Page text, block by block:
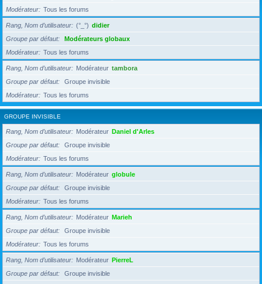
Modérateur
Tous les forums
Rang, Nom d’utilisateur (°_°) didier
Groupe par défaut
Modérateurs globaux
Modérateur
Tous les forums
Rang, Nom d’utilisateur Modérateur tambora
Groupe par défaut
Groupe invisible
Modérateur
Tous les forums
GROUPE INVISIBLE
Rang, Nom d’utilisateur Modérateur Daniel d'Arles
Groupe par défaut
Groupe invisible
Modérateur
Tous les forums
Rang, Nom d’utilisateur Modérateur globule
Groupe par défaut
Groupe invisible
Modérateur
Tous les forums
Rang, Nom d’utilisateur Modérateur Marieh
Groupe par défaut
Groupe invisible
Modérateur
Tous les forums
Rang, Nom d’utilisateur Modérateur PierreL
Groupe par défaut
Groupe invisible